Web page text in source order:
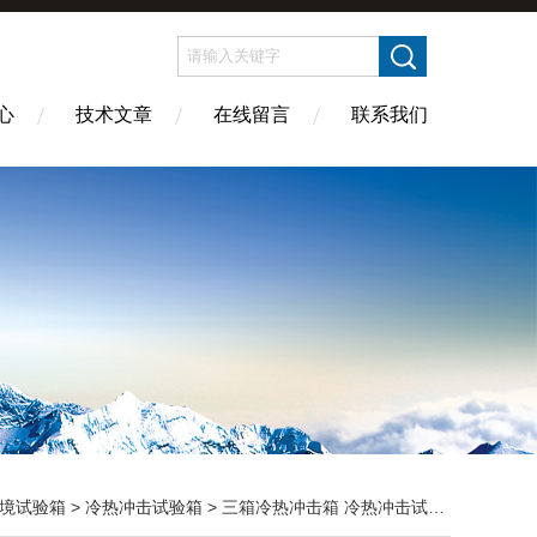
技术文章 在线留言 联系我们
试验箱 > 冷热冲击试验箱 > 三箱冷热冲击箱 冷热冲击试验箱